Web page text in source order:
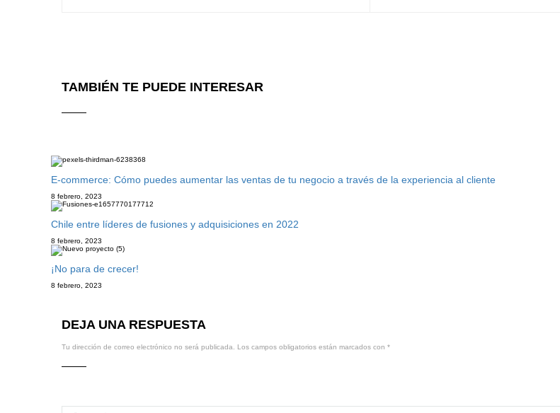
TAMBIÉN TE PUEDE INTERESAR
E-commerce: Cómo puedes aumentar las ventas de tu negocio a través de la experiencia al cliente
8 febrero, 2023
Chile entre líderes de fusiones y adquisiciones en 2022
8 febrero, 2023
¡No para de crecer!
8 febrero, 2023
DEJA UNA RESPUESTA
Tu dirección de correo electrónico no será publicada. Los campos obligatorios están marcados con *